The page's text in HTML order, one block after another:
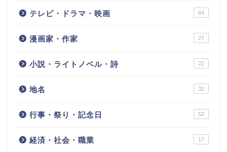
テレビ・ドラマ・映画 84
漫画家・作家 27
小説・ライトノベル・詩 22
地名 32
行事・祭り・記念日 52
経済・社会・職業 17